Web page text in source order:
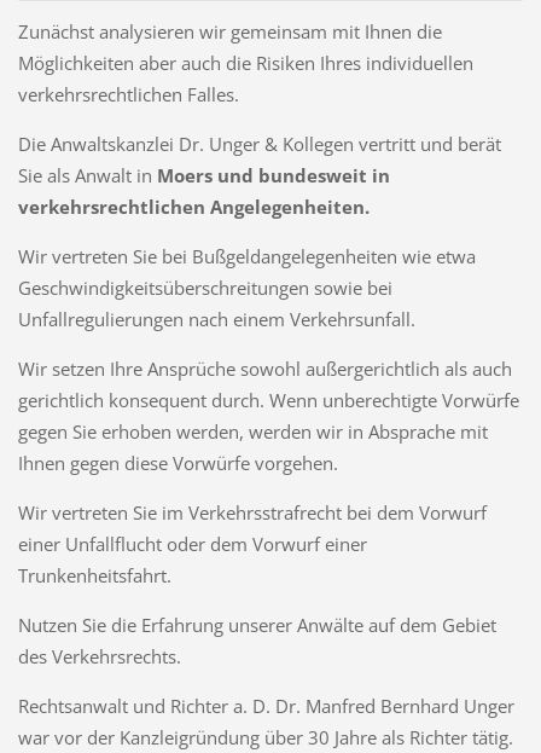
Zunächst analysieren wir gemeinsam mit Ihnen die
Möglichkeiten aber auch die Risiken Ihres individuellen
verkehrsrechtlichen Falles.
Die Anwaltskanzlei Dr. Unger & Kollegen vertritt und berät
Sie als Anwalt in Moers und bundesweit in
verkehrsrechtlichen Angelegenheiten.
Wir vertreten Sie bei Bußgeldangelegenheiten wie etwa
Geschwindigkeitsüberschreitungen sowie bei
Unfallregulierungen nach einem Verkehrsunfall.
Wir setzen Ihre Ansprüche sowohl außergerichtlich als auch
gerichtlich konsequent durch. Wenn unberechtigte Vorwürfe
gegen Sie erhoben werden, werden wir in Absprache mit
Ihnen gegen diese Vorwürfe vorgehen.
Wir vertreten Sie im Verkehrsstrafrecht bei dem Vorwurf
einer Unfallflucht oder dem Vorwurf einer
Trunkenheitsfahrt.
Nutzen Sie die Erfahrung unserer Anwälte auf dem Gebiet
des Verkehrsrechts.
Rechtsanwalt und Richter a. D. Dr. Manfred Bernhard Unger
war vor der Kanzleigründung über 30 Jahre als Richter tätig.